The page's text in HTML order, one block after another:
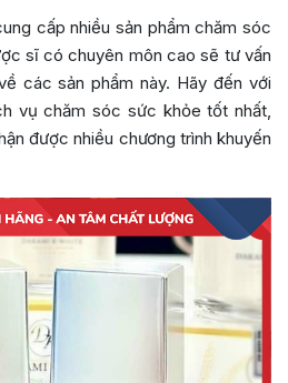
cấp nhiều sản phẩm chăm sóc
sĩ có chuyên môn cao sẽ tư vấn
các sản phẩm này. Hãy đến với
vụ chăm sóc sức khỏe tốt nhất,
được nhiều chương trình khuyến